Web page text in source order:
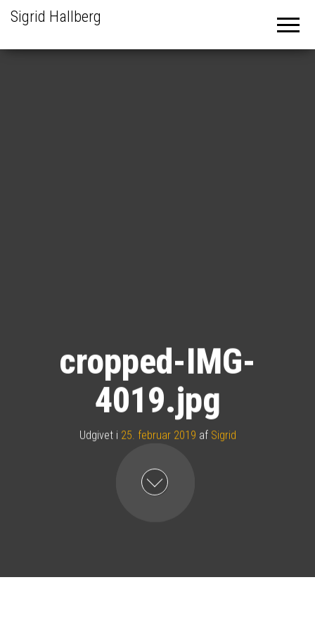
Sigrid Hallberg
cropped-IMG-
4019.jpg
Udgivet i 25. februar 2019 af Sigrid